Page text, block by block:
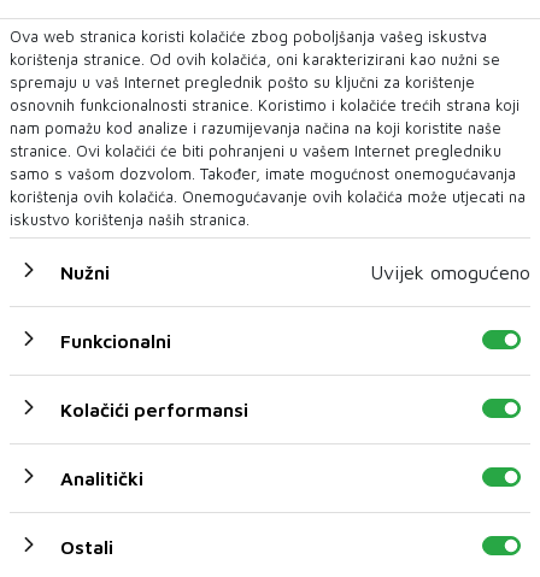
U CILJU ZAŠTITE IMOVINE, ZAKONITOSTI POSLOVANJA I
INTERESA PODUZEĆA
još dvije kaznene prijave
Zbog sumnje u lažno predstavljanje i sumnje na počinjenje
Ova web stranica koristi kolačiće zbog poboljšanja vašeg iskustva
korištenja stranice. Od ovih kolačića, oni karakterizirani kao nužni se
spremaju u vaš Internet preglednik pošto su ključni za korištenje
osnovnih funkcionalnosti stranice. Koristimo i kolačiće trećih strana koji
nam pomažu kod analize i razumijevanja načina na koji koristite naše
stranice. Ovi kolačići će biti pohranjeni u vašem Internet pregledniku
samo s vašom dozvolom. Također, imate mogućnost onemogućavanja
korištenja ovih kolačića. Onemogućavanje ovih kolačića može utjecati na
iskustvo korištenja naših stranica.
Nužni Uvijek omogućeno
Funkcionalni
Kolačići performansi
Analitički
Ostali